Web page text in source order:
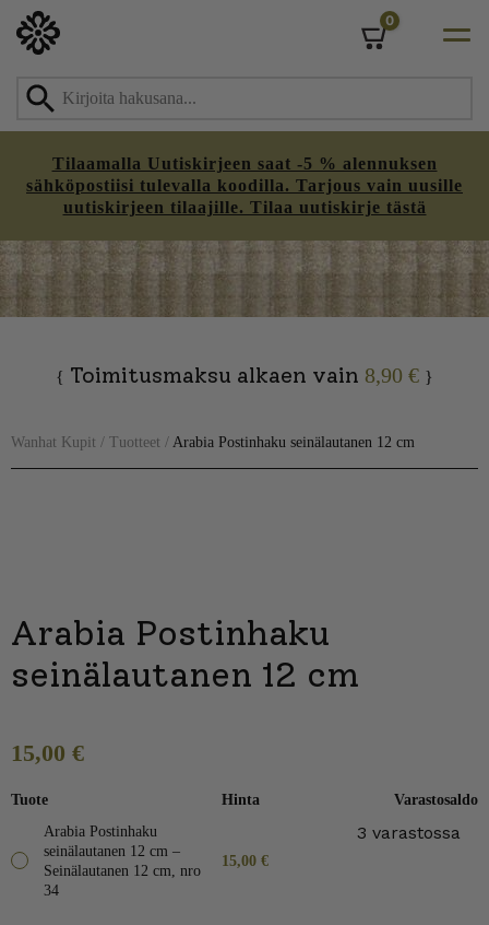
Tilaamalla Uutiskirjeen saat -5 % alennuksen
sähköpostiisi tulevalla koodilla. Tarjous vain uusille
uutiskirjeen tilaajille. Tilaa uutiskirje tästä
0
{ Toimitusmaksu alkaen vain 8,90 € }
Wanhat Kupit / Tuotteet / Arabia Postinhaku seinälautanen 12 cm
Arabia Postinhaku
seinälautanen 12 cm
15,00 €
Tuote Hinta
Varastosaldo
Arabia Postinhaku
seinälautanen 12 cm –
Seinälautanen 12 cm, nro
34
15,00€
3 varastossa